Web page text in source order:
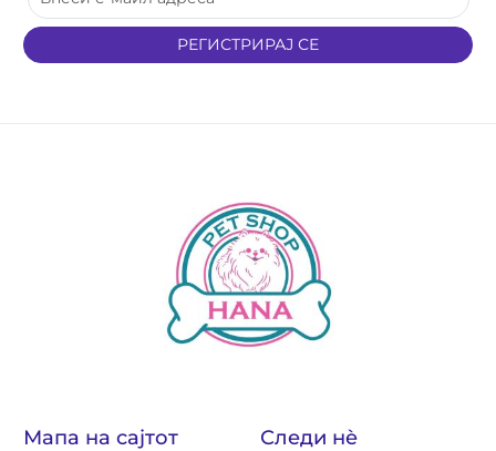
РЕГИСТРИРАЈ СЕ
Мапа на сајтот Следи нè